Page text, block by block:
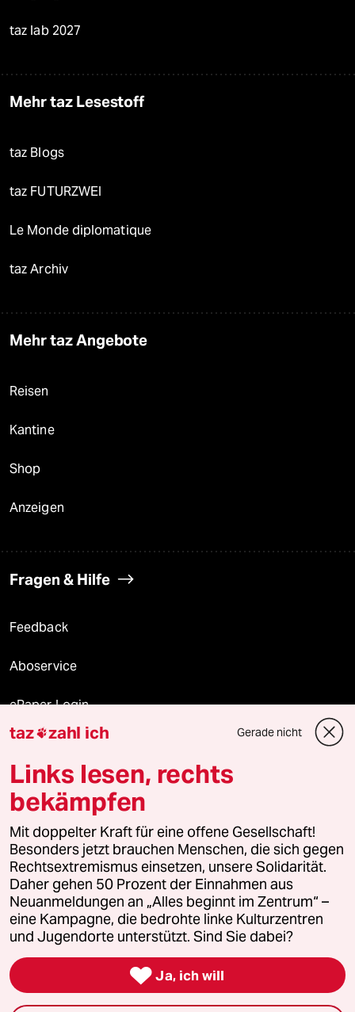
taz lab 2027
Mehr taz Lesestoff
taz Blogs
taz FUTURZWEI
Le Monde diplomatique
taz Archiv
Mehr taz Angebote
Reisen
Kantine
Shop
Anzeigen
Fragen & Hilfe
Feedback
Aboservice
ePaper Login
Downloads für Abonnierende
© 2026 taz Verlags und Vertriebs GmbH
Alle Rechte vorbehalten. Bei rechtlichen Fragen oder für Genehmigungen
wenden Sie sich bitte an
lizenzen@taz.de
Feedback Redaktionsstatut Kommune-Richtlinien
Leitlinie Informant Datenschutz Impressum AGB
Seitenwende Einwilligungen widerrufen (Ads)
taz zahl ich Gerade nicht
Links lesen, rechts
bekämpfen
Mit doppelter Kraft für eine offene Gesellschaft!
Besonders jetzt brauchen Menschen, die sich gegen
Rechtsextremismus einsetzen, unsere Solidarität.
Daher gehen 50 Prozent der Einnahmen aus
Neuanmeldungen an „Alles beginnt im Zentrum“ –
eine Kampagne, die bedrohte linke Kulturzentren
und Jugendorte unterstützt. Sind Sie dabei?
 Ja, ich will